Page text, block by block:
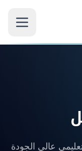
عالي الجودة